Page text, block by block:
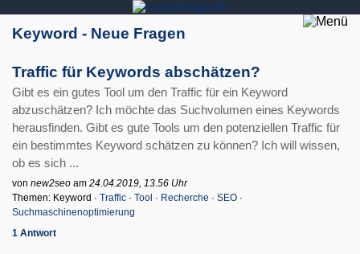
Keyword - Neue Fragen
Traffic für Keywords abschätzen?
Gibt es ein gutes Tool um den Traffic für ein Keyword
abzuschätzen? Ich möchte das Suchvolumen eines Keywords
herausfinden. Gibt es gute Tools um den potenziellen Traffic für
ein bestimmtes Keyword schätzen zu können? Ich will wissen,
ob es sich ...
von new2seo am 24.04.2019, 13.56 Uhr
Themen: Keyword · Traffic · Tool · Recherche · SEO ·
Suchmaschinenoptimierung
1 Antwort